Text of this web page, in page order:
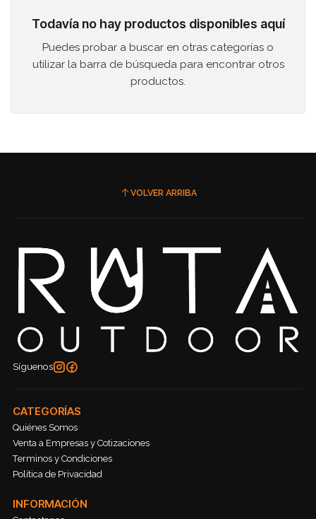
Todavía no hay productos disponibles aquí
Puedes probar a buscar en otras categorías o
utilizar la barra de búsqueda para encontrar otros
productos.
VOLVER ARRIBA
Síguenos
CATEGORÍAS
Quiénes Somos
Venta a Empresas y Cotizaciones
Terminos y Condiciones
Política de Privacidad
INFORMACIÓN